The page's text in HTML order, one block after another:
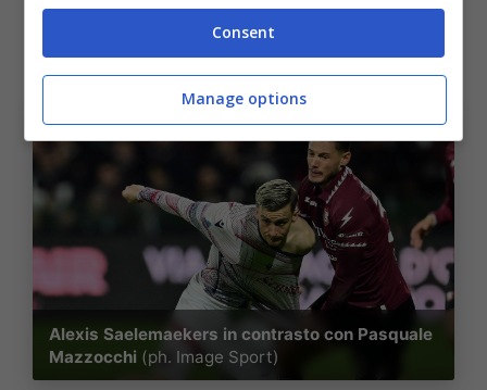
nel match del 30 dicembre contro l’
o
in quello del 5 gennaio contro ilGenoa.
Alexis Saelemaekers in contrasto con Pasquale
Mazzocchi (ph. Image Sport)
Consent
Manage options